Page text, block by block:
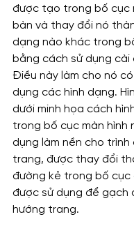
được tạo trong bố cục
bàn và thay đổi nó
dạng nào khác trong
bằng cách sử dụng cài
Điều này làm cho nó
dụng các hình dạng.
dưới minh họa cách
trong bố cục màn hình
dụng làm nền cho trình
trang, được thay đổi
đường kẻ trong bố cục
được sử dụng để gạch
hướng trang.